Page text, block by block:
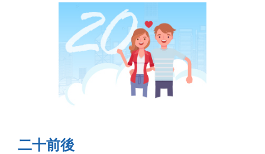
二十前後